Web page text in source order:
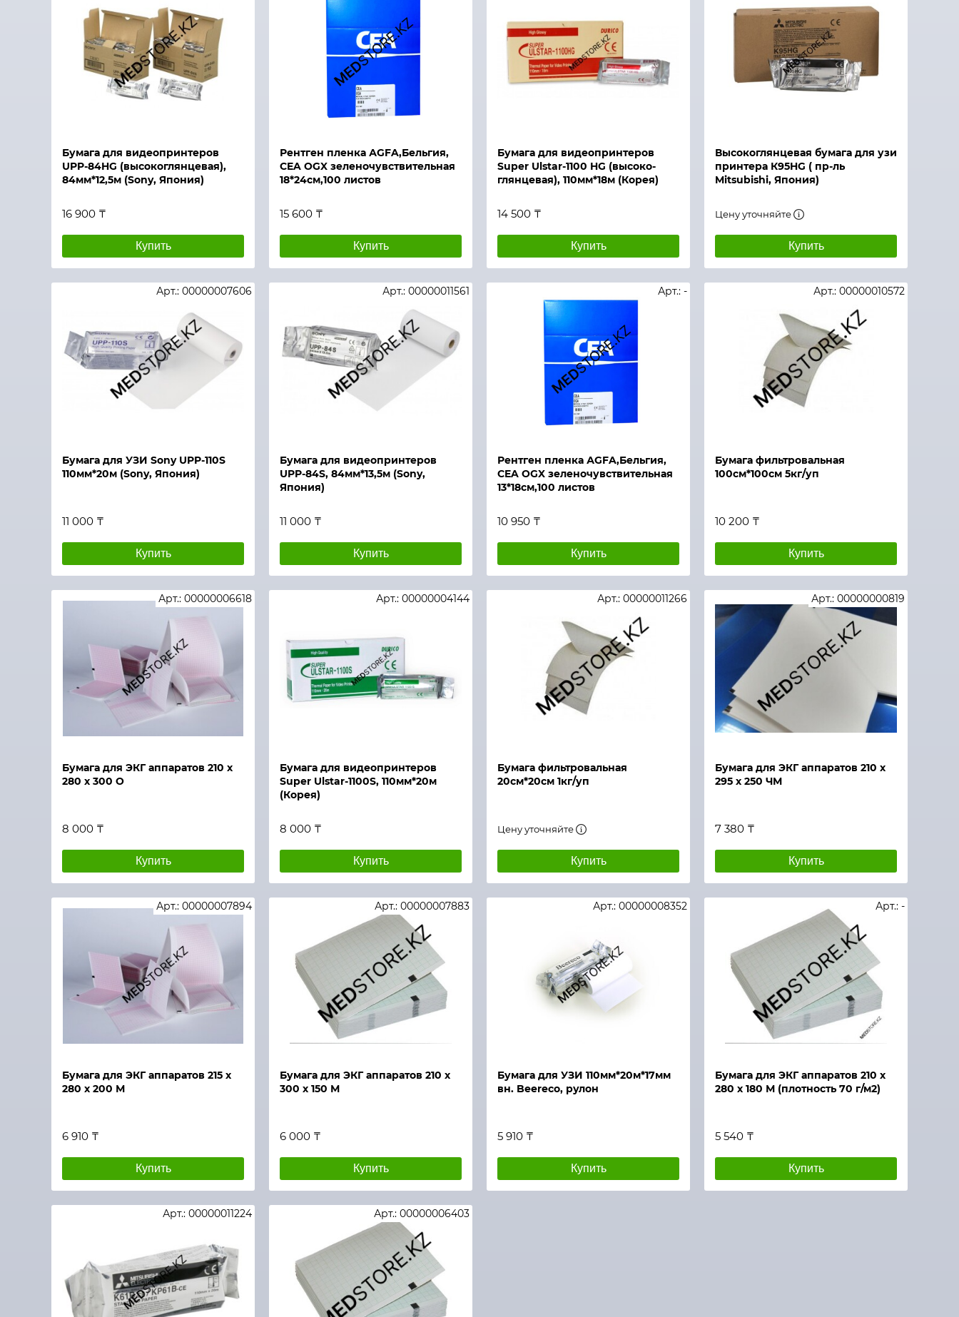
Бумага для видеопринтеров
UPP-84HG (высокоглянцевая),
84мм*12,5м (Sony, Япония)
16 900 ₸
Купить
Рентген пленка АGFA,Бельгия,
CEA OGX зеленочувствительная
18*24см,100 листов
15 600 ₸
Купить
Быстрый просмотр
Бумага для видеопринтеров
Super Ulstar-1100 HG (высоко-
глянцевая), 110мм*18м (Корея)
14 500 ₸
Купить
Высокоглянцевая бумага для узи
принтера К95HG ( пр-ль
Mitsubishi, Япония)
Цену уточняйте
Купить
Бумага для УЗИ Sony UPP-110S
110мм*20м (Sony, Япония)
Арт.: 00000007606
11 000 ₸
Купить
Бумага для видеопринтеров
UPP-84S, 84мм*13,5м (Sony,
Япония)
Арт.: 00000011561
11 000 ₸
Купить
Рентген пленка АGFA,Бельгия,
CEA OGX зеленочувствительная
13*18см,100 листов
Арт.: -
10 950 ₸
Купить
Быстрый просмотр
Бумага фильтровальная
100см*100см 5кг/уп
Арт.: 00000010572
10 200 ₸
Купить
Бумага для ЭКГ аппаратов 210 х
280 х 300 О
Арт.: 00000006618
8 000 ₸
Купить
Быстрый просмотр
Бумага для видеопринтеров
Super Ulstar-1100S, 110мм*20м
(Корея)
Арт.: 00000004144
8 000 ₸
Купить
Бумага фильтровальная
20см*20см 1кг/уп
Арт.: 00000011266
Цену уточняйте
Купить
Бумага для ЭКГ аппаратов 210 х
295 х 250 ЧМ
Арт.: 00000000819
7 380 ₸
Купить
Бумага для ЭКГ аппаратов 215 х
280 х 200 М
Арт.: 00000007894
6 910 ₸
Купить
Быстрый просмотр
Бумага для ЭКГ аппаратов 210 х
300 х 150 М
Арт.: 00000007883
6 000 ₸
Купить
Быстрый просмотр
Бумага для УЗИ 110мм*20м*17мм
вн. Beereco, рулон
Арт.: 00000008352
5 910 ₸
Купить
Бумага для ЭКГ аппаратов 210 х
280 х 180 М (плотность 70 г/м2)
Арт.: -
5 540 ₸
Купить
Арт.: 00000011224 Арт.: 00000006403